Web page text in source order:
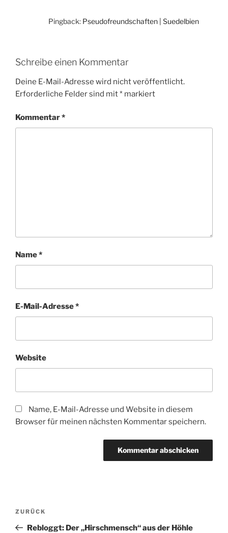
Pingback: Pseudofreundschaften | Suedelbien
Schreibe einen Kommentar
Deine E-Mail-Adresse wird nicht veröffentlicht.
Erforderliche Felder sind mit* markiert
Kommentar*
Name*
E-Mail-Adresse*
Website
Name, E-Mail-Adresse und Website in diesem
Browser für meinen nächsten Kommentar speichern.
Beitragsnavigation
Vorheriger
Beitrag
ZURÜCK
Rebloggt: Der „Hirschmensch“ aus der Höhle